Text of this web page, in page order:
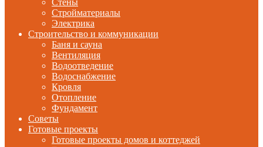
Стены
Стройматериалы
Электрика
Строительство и коммуникации
Баня и сауна
Вентиляция
Водоотведение
Водоснабжение
Кровля
Отопление
Фундамент
Советы
Готовые проекты
Готовые проекты домов и коттеджей